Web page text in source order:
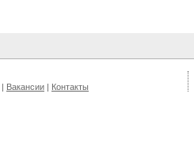
| Вакансии | Контакты